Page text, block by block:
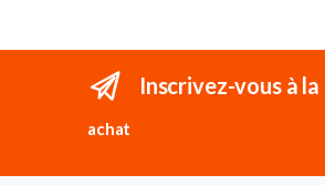
Inscrivez-vous à
achat